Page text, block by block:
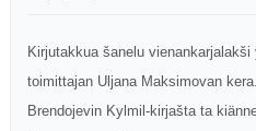
Kirjutakkua šanelu
toimittajan Uljana Maksimovan
Brendojevin Kylmil-kirjašta ta